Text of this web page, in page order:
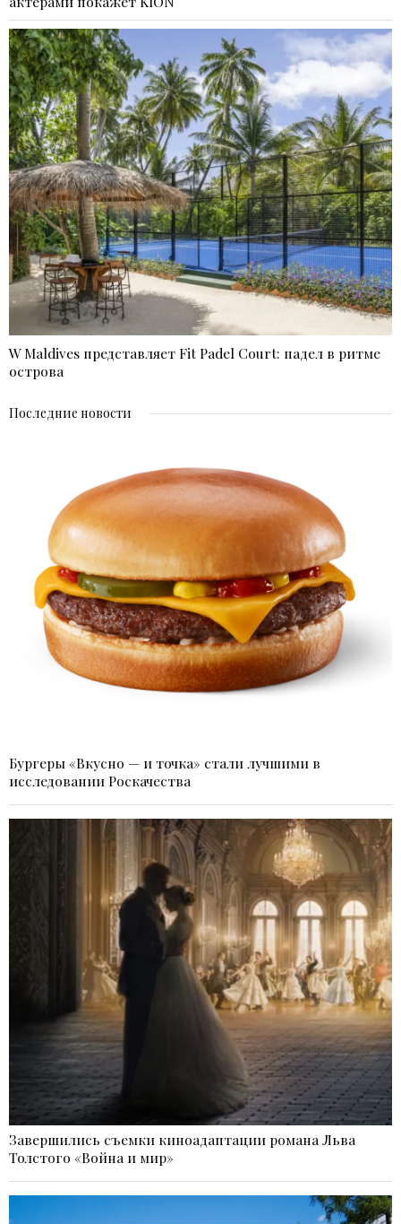
W Maldives представляет Fit Padel Court: падел в ритме
острова
Последние новости
Бургеры «Вкусно — и точка» стали лучшими в
исследовании Роскачества
Завершились съемки киноадаптации романа Льва
Толстого «Война и мир»